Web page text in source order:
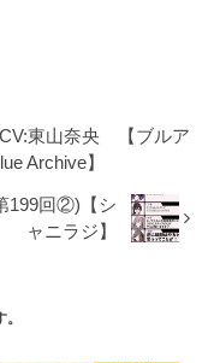
東山奈央 【ブルア
Archive】
199回②)【シ
ャニラジ】